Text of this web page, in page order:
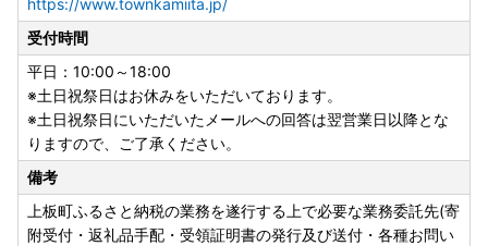
https://www.townkamiita.jp/
受付時間
平日：10:00～18:00
※土日祝祭日はお休みをいただいております。
※土日祝祭日にいただいたメールへの回答は翌営業日以降とな
りますので、ご了承ください。
備考
上板町ふるさと納税の業務を遂行する上で必要な業務委託先(寄
附受付・返礼品手配・受領証明書の発行及び送付・各種お問い